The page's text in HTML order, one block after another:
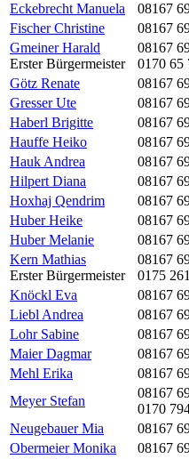
Eckebrecht Manuela
08167
Fischer Christine
08167
Gmeiner Harald
Erster Bürgermeister
08167
0170 65
Götz Renate
08167
Gresser Ute
08167
Haberl Brigitte
08167
Hauffe Heiko
08167
Hauk Andrea
08167
Hilpert Diana
08167
Hoxhaj Qendrim
08167
Huber Heike
08167
Huber Melanie
08167
Kern Mathias
Erster Bürgermeister
08167
0175
Knöckl Eva
08167
Liebl Andrea
08167
Lohr Sabine
08167
Maier Dagmar
08167
Mehl Erika
08167
Meyer Stefan
08167
0170
Neugebauer Mia
08167
Obermeier Monika
08167